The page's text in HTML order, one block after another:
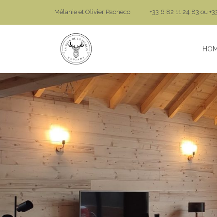
Mélanie et Olivier Pacheco +33 6 82 11 24 83 ou